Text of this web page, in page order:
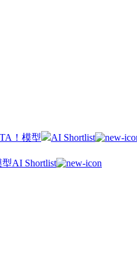
！模型 AI Shortlist
型AI Shortlist